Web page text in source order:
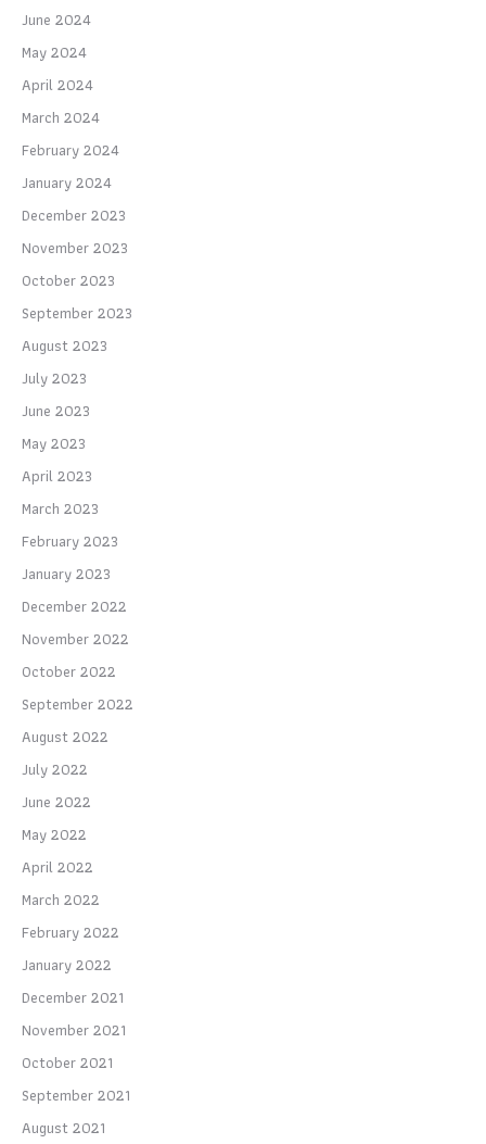
June 2024
May 2024
April 2024
March 2024
February 2024
January 2024
December 2023
November 2023
October 2023
September 2023
August 2023
July 2023
June 2023
May 2023
April 2023
March 2023
February 2023
January 2023
December 2022
November 2022
October 2022
September 2022
August 2022
July 2022
June 2022
May 2022
April 2022
March 2022
February 2022
January 2022
December 2021
November 2021
October 2021
September 2021
August 2021